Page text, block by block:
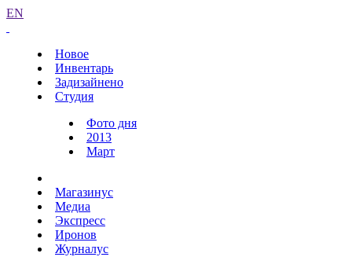
EN
Новое
Инвентарь
Задизайнено
Студия
Фото дня
2013
Март
Магазинус
Медиа
Экспресс
Иронов
Журналус